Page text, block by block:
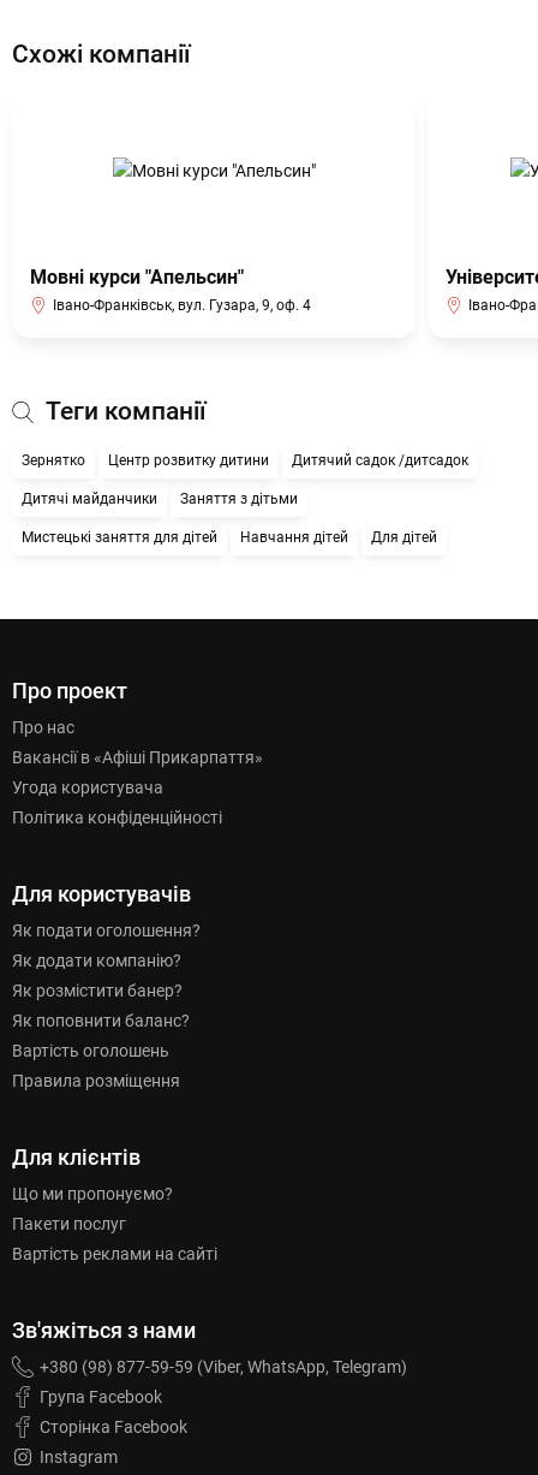
Схожі компанії
Мовні курси "Апельсин"
Івано-Франківськ, вул. Гузара, 9, оф. 4 Івано-
Теги компанії
Зернятко Центр розвитку дитини Дитячий садок /дитсадок
Дитячі майданчики Заняття з дітьми
Мистецькі заняття для дітей Навчання дітей Для дітей
Про проект
Про нас
Вакансії в «Афіші Прикарпаття»
Угода користувача
Політика конфіденційності
Для користувачів
Як подати оголошення?
Як додати компанію?
Як розмістити банер?
Як поповнити баланс?
Вартість оголошень
Правила розміщення
Для клієнтів
Що ми пропонуємо?
Пакети послуг
Вартість реклами на сайті
Зв'яжіться з нами
+380 (98) 877-59-59 (Viber, WhatsApp, Telegram)
Група Facebook
Сторінка Facebook
Instagram